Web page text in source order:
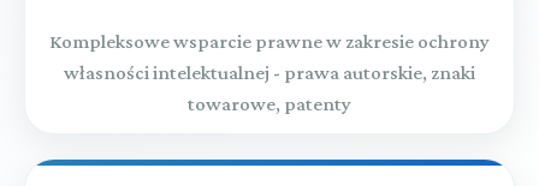
Kompleksowe wsparcie prawne w zakresie ochrony
własności intelektualnej - prawa autorskie, znaki
towarowe, patenty